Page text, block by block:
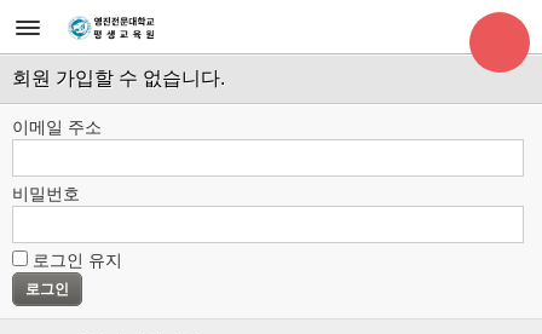
회원 가입할 수 없습니다.
이메일 주소
비밀번호
로그인 유지